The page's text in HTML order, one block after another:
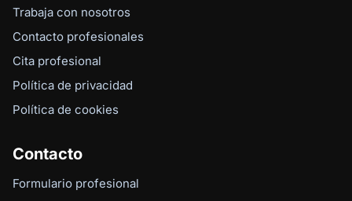
Trabaja con nosotros
Contacto profesionales
Cita profesional
Política de privacidad
Política de cookies
Contacto
Formulario profesional